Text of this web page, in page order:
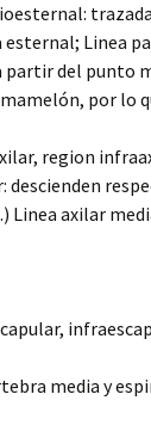
esternal; Linea
del punto
por lo
region
descienden
Linea axilar
media y